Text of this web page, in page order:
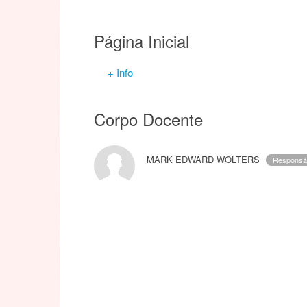
Página Inicial
+ Info
Corpo Docente
MARK EDWARD WOLTERS